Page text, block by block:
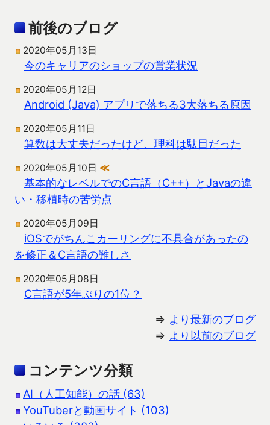
前後のブログ
2020年05月13日
今のキャリアのショップの営業状況
2020年05月12日
Android (Java) アプリで落ちる3大落ちる原因
2020年05月11日
算数は大丈夫だったけど、理科は駄目だった
2020年05月10日 ≪
基本的なレベルでのC言語（C++）とJavaの違
い・移植時の苦労点
2020年05月09日
iOSでがちんこカーリングに不具合があったの
を修正＆C言語の難しさ
2020年05月08日
C言語が5年ぶりの1位？
⇒ より最新のブログ
⇒ より以前のブログ
コンテンツ分類
AI（人工知能）の話 (63)
YouTuberと動画サイト (103)